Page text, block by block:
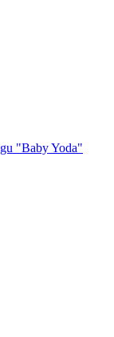
"Baby Yoda"